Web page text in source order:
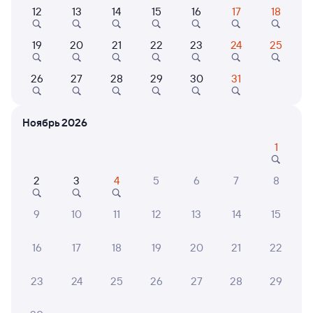
Самый быстрый
302Б Проходящий 8,5
19:22 21:30
2 ч 8 м в пути
Маршрут
Плацкарт
от 1 ⁠457 ⁠₽
Купе
2 ⁠493 ⁠₽
086Щ Проходящий 6,8
20:38
12 13 14 15 16 17 18
19 20 21 22 23 24 25
26 27 28 29 30 31
Ноябрь 2026
1
2 3 4 5 6 7 8
9 10 11 12 13 14 15
16 17 18 19 20 21 22
23 24 25 26 27 28 29